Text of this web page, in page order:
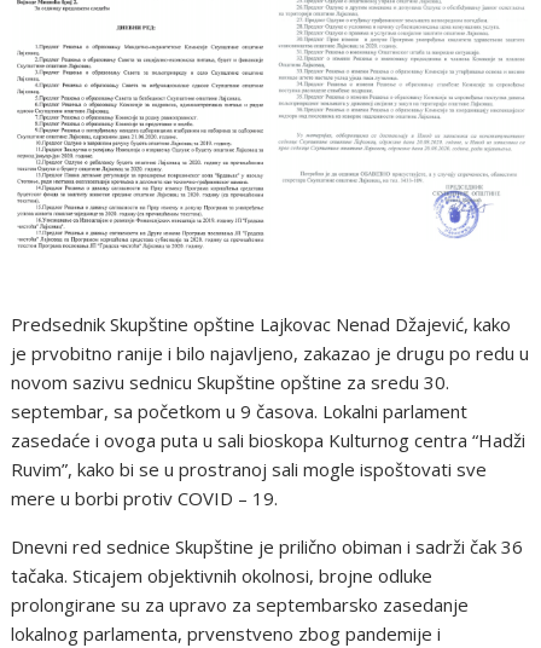
Predsednik Skupštine opštine Lajkovac Nenad Džajević, kako
je prvobitno ranije i bilo najavljeno, zakazao je drugu po redu u
novom sazivu sednicu Skupštine opštine za sredu 30.
septembar, sa početkom u 9 časova. Lokalni parlament
zasedaće i ovoga puta u sali bioskopa Kulturnog centra “Hadži
Ruvim”, kako bi se u prostranoj sali mogle ispoštovati sve
mere u borbi protiv COVID – 19.
Dnevni red sednice Skupštine je prilično obiman i sadrži čak 36
tačaka. Sticajem objektivnih okolnosi, brojne odluke
prolongirane su za upravo za septembarsko zasedanje
lokalnog parlamenta, prvenstveno zbog pandemije i